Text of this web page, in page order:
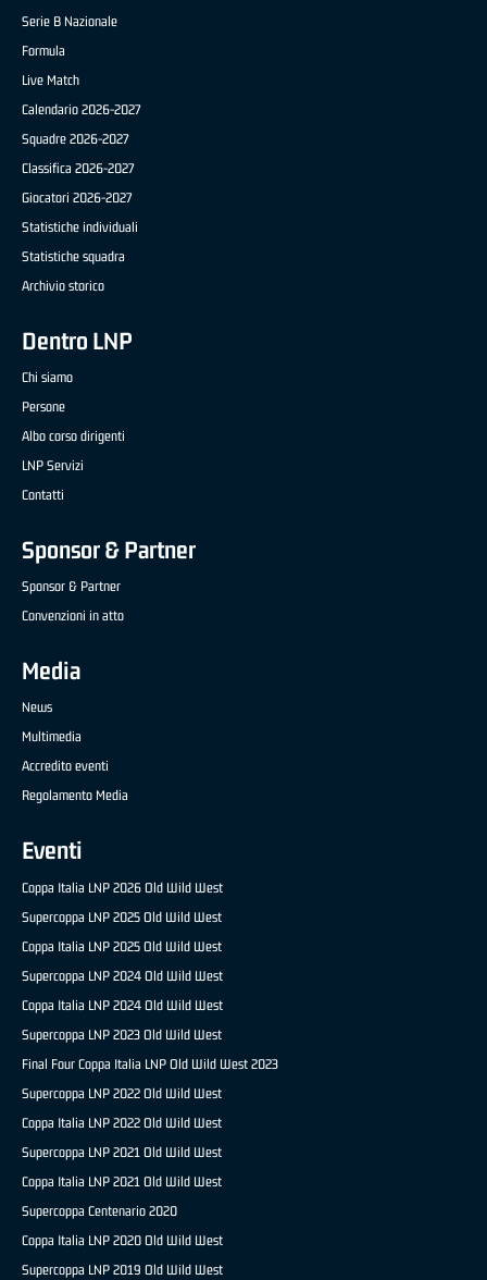
Serie B Nazionale
Formula
Live Match
Calendario 2026-2027
Squadre 2026-2027
Classifica 2026-2027
Giocatori 2026-2027
Statistiche individuali
Statistiche squadra
Archivio storico
Dentro LNP
Chi siamo
Persone
Albo corso dirigenti
LNP Servizi
Contatti
Sponsor & Partner
Sponsor & Partner
Convenzioni in atto
Media
News
Multimedia
Accredito eventi
Regolamento Media
Eventi
Coppa Italia LNP 2026 Old Wild West
Supercoppa LNP 2025 Old Wild West
Coppa Italia LNP 2025 Old Wild West
Supercoppa LNP 2024 Old Wild West
Coppa Italia LNP 2024 Old Wild West
Supercoppa LNP 2023 Old Wild West
Final Four Coppa Italia LNP Old Wild West 2023
Supercoppa LNP 2022 Old Wild West
Coppa Italia LNP 2022 Old Wild West
Supercoppa LNP 2021 Old Wild West
Coppa Italia LNP 2021 Old Wild West
Supercoppa Centenario 2020
Coppa Italia LNP 2020 Old Wild West
Supercoppa LNP 2019 Old Wild West